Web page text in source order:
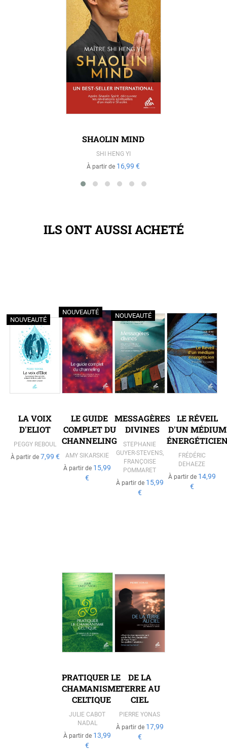
SHAOLIN MIND
SHI HENG YI
À partir de 16,99 €
ILS ONT AUSSI ACHETÉ
NOUVEAUTÉ
LA VOIX
D'ELIOT
PEGGY REBOUL
À partir de 7,99 €
NOUVEAUTÉ
LE GUIDE
COMPLET DU
CHANNELING
AMY SIKARSKIE
À partir de 15,99
€
NOUVEAUTÉ
MESSAGÈRES
DIVINES
STEPHANIE
GUYER-STEVENS,
FRANÇOISE
POMMARET
À partir de 15,99
€
LE RÉVEIL
D'UN MÉDIUM
FRÉDÉRIC
DEHAEZE
À partir de 14,99
€
PRATIQUER LE
CHAMANISME
CELTIQUE
JULIE CABOT
NADAL
À partir de 13,99
€
DE LA
TERRE AU
CIEL
PIERRE YONAS
À partir de 17,99
€